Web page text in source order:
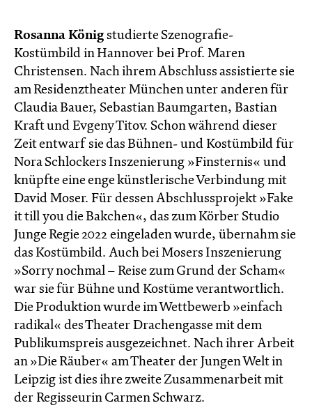
Rosanna Königstudierte Szenografie-
Kostümbild in Hannover bei Prof. Maren
Christensen. Nach ihrem Abschluss assistierte sie
am Residenztheater München unter anderen für
Claudia Bauer, Sebastian Baumgarten, Bastian
Kraft und Evgeny Titov. Schon während dieser
Zeit entwarf sie das Bühnen- und Kostümbild für
Nora Schlockers Inszenierung »Finsternis« und
knüpfte eine enge künstlerische Verbindung mit
David Moser. Für dessen Abschlussprojekt »Fake
it till you die Bakchen«, das zum Körber Studio
Junge Regie 2022 eingeladen wurde, übernahm sie
das Kostümbild. Auch bei Mosers Inszenierung
»Sorry nochmal – Reise zum Grund der Scham«
war sie für Bühne und Kostüme verantwortlich.
Die Produktion wurde im Wettbewerb »einfach
radikal« des Theater Drachengasse mit dem
Publikumspreis ausgezeichnet. Nach ihrer Arbeit
an »Die Räuber« am Theater der Jungen Welt in
Leipzig ist dies ihre zweite Zusammenarbeit mit
der Regisseurin Carmen Schwarz.